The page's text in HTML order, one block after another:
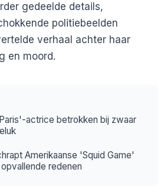
gedeelde details,
politiebeelden
verhaal achter haar
en moord.
actrice betrokken bij zwaar
Amerikaanse 'Squid Game'
redenen